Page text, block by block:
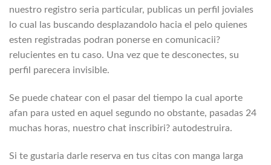
nuestro registro seri­a particular, publicas un perfil joviales
lo cual las buscando desplazandolo hacia el pelo quienes
esten registradas podran ponerse en comunicacii?
relucientes en tu caso. Una vez que te desconectes, su
perfil parecera invisible.
Se puede chatear con el pasar del tiempo la cual aporte
afan para usted en aquel segundo no obstante, pasadas 24
muchas horas, nuestro chat inscribiri? autodestruira.
Si te gustaria darle reserva en tus citas con manga larga